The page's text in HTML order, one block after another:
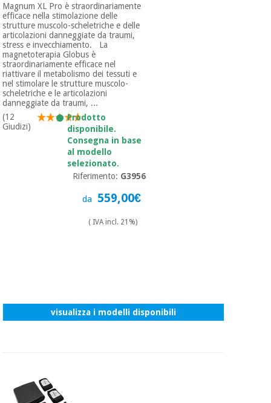
Magnum XL Pro è straordinariamente
efficace nella stimolazione delle
strutture muscolo-scheletriche e delle
articolazioni danneggiate da traumi,
stress e invecchiamento. La
magnetoterapia Globus è
straordinariamente efficace nel
riattivare il metabolismo dei tessuti e
nel stimolare le strutture muscolo-
scheletriche e le articolazioni
danneggiate da traumi, ...
(12
Giudizi)
Prodotto
disponibile.
Consegna in base
al modello
selezionato.
Riferimento: G3956
da 559,00€
( IVA incl. 21%)
visualizza i modelli disponibili